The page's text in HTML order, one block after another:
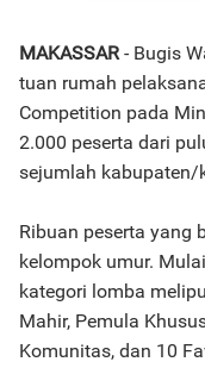
MAKASSAR- Bugis
tuan rumah
Competition pada
2.000 peserta dari
sejumlah kabupaten/
Ribuan peserta yang
kelompok umur.
kategori lomba
Mahir, Pemula
Komunitas, dan 10